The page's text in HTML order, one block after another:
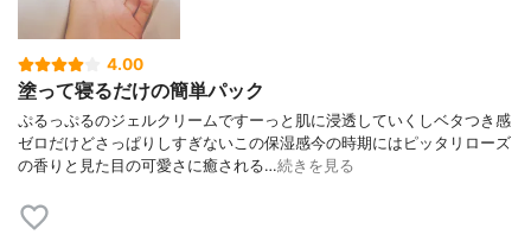
4.00
塗って寝るだけの簡単パック
ぷるっぷるのジェルクリームですーっと肌に浸透していくしベタつき感
ゼロだけどさっぱりしすぎないこの保湿感今の時期にはピッタリローズ
の香りと見た目の可愛さに癒される…続きを見る